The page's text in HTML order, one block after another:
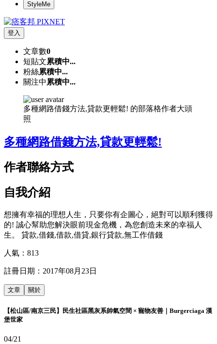
StyleMe
登入
文章數0
短貼文累積中...
粉絲累積中...
關注中 累積中...
多種網路借錢方法,貸款更輕鬆! 的部落格作者大頭
照
多種網路借錢方法,貸款更輕鬆!
作者聯絡方式
自我介紹
想擁有幸福的理想人生，只要你有企圖心，絕對可以順利獲得
的! 誠心幫助您解決眼前現金危機，為您創造未來的幸福人
生。 貸款,借錢,借款,借貸,銀行貸款,無工作借錢
人氣： 813
註冊日期： 2017年08月23日
文章 關於
【松山區/南京三民】民生社區黑灰系帥氣空間 × 寵物友善｜Burgerciaga 漢
堡世家
04/21